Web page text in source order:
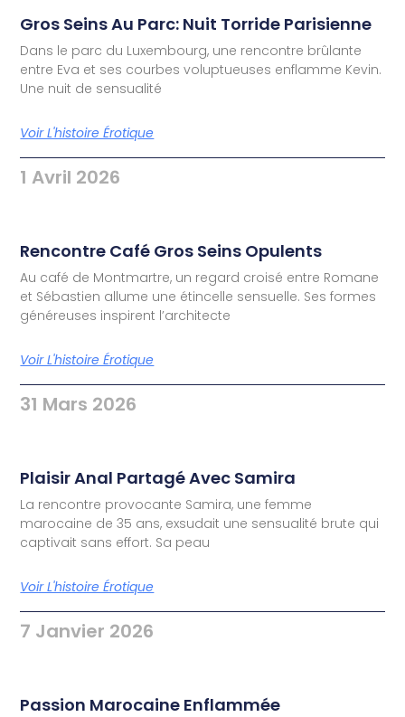
Gros Seins Au Parc: Nuit Torride Parisienne
Dans le parc du Luxembourg, une rencontre brûlante
entre Eva et ses courbes voluptueuses enflamme Kevin.
Une nuit de sensualité
Voir L'histoire Érotique
1 Avril 2026
Rencontre Café Gros Seins Opulents
Au café de Montmartre, un regard croisé entre Romane
et Sébastien allume une étincelle sensuelle. Ses formes
généreuses inspirent l’architecte
Voir L'histoire Érotique
31 Mars 2026
Plaisir Anal Partagé Avec Samira
La rencontre provocante Samira, une femme
marocaine de 35 ans, exsudait une sensualité brute qui
captivait sans effort. Sa peau
Voir L'histoire Érotique
7 Janvier 2026
Passion Marocaine Enflammée